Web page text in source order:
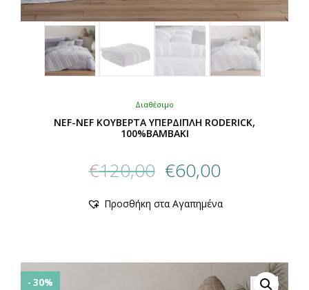
Διαθέσιμο
NEF-NEF ΚΟΥΒΕΡΤΑ ΥΠΕΡΔΙΠΛΗ RODERICK,
100%BAMBAKI
€120,00
price
€120,00.
€60,00τρέχουσα
είναι:
το
παραλλαγές.
Προσθήκη στα Αγαπημένα
- 30%